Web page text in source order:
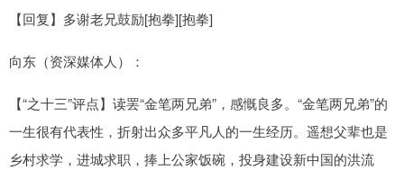
【回复】多谢老兄鼓励[抱拳][抱拳]
向东（资深媒体人）：
【“之十三”评点】读罢“金笔两兄弟”，感慨良多。“金笔两兄弟”的
一生很有代表性，折射出众多平凡人的一生经历。遥想父辈也是
乡村求学，进城求职，捧上公家饭碗，投身建设新中国的洪流